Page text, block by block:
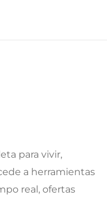
para vivir,
a herramientas
real, ofertas